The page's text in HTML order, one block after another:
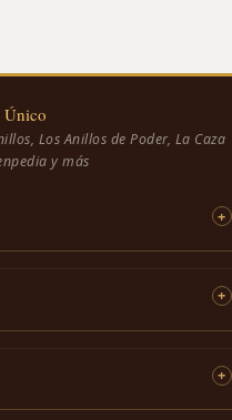
Los Anillos de Poder, La Caza
y más